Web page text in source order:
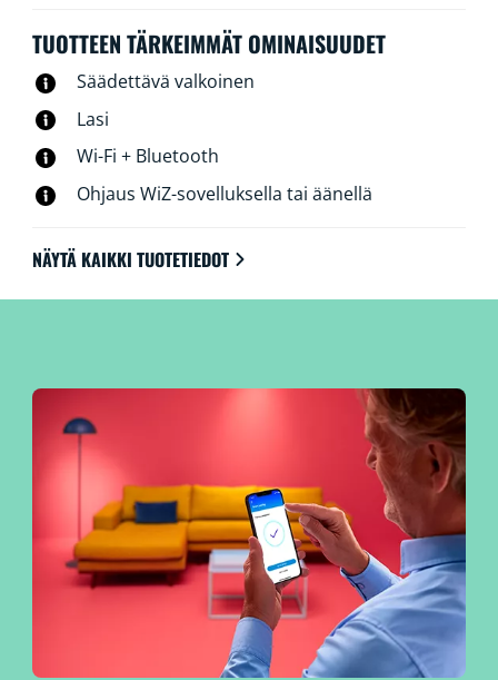
TUOTTEEN TÄRKEIMMÄT OMINAISUUDET
Säädettävä valkoinen
Lasi
Wi-Fi + Bluetooth
Ohjaus WiZ-sovelluksella tai äänellä
NÄYTÄ KAIKKI TUOTETIEDOT